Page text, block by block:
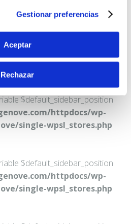
Gestionar preferencias
Aceptar
Rechazar
$default_sidebar_position
httpdocs/wp-
single-wpsl_stores.php
$default_sidebar_position
httpdocs/wp-
single-wpsl_stores.php